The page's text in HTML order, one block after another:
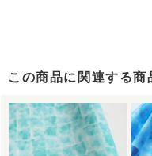
この商品に関連する商